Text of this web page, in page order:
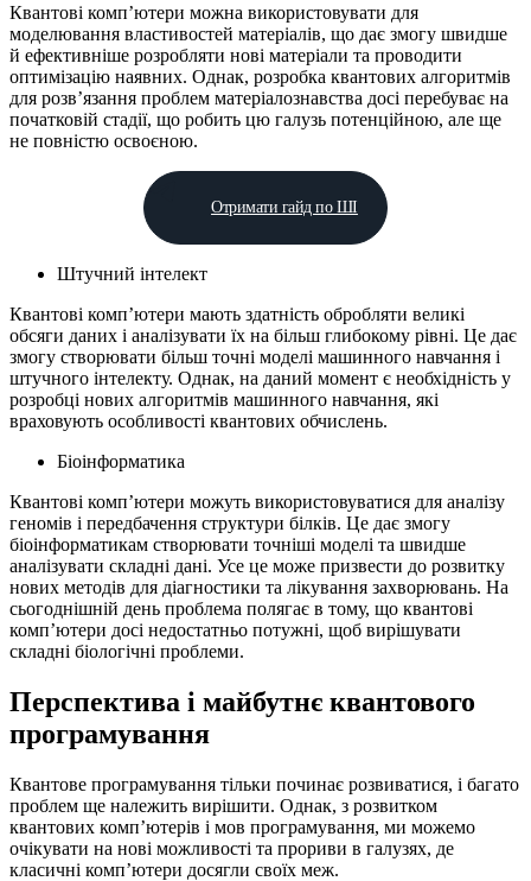
Квантові комп’ютери можна використовувати для
моделювання властивостей матеріалів, що дає змогу швидше
й ефективніше розробляти нові матеріали та проводити
оптимізацію наявних. Однак, розробка квантових алгоритмів
для розв’язання проблем матеріалознавства досі перебуває на
початковій стадії, що робить цю галузь потенційною, але ще
не повністю освоєною.
Отримати гайд по ШІ
Штучний інтелект
Квантові комп’ютери мають здатність обробляти великі
обсяги даних і аналізувати їх на більш глибокому рівні. Це дає
змогу створювати більш точні моделі машинного навчання і
штучного інтелекту. Однак, на даний момент є необхідність у
розробці нових алгоритмів машинного навчання, які
враховують особливості квантових обчислень.
Біоінформатика
Квантові комп’ютери можуть використовуватися для аналізу
геномів і передбачення структури білків. Це дає змогу
біоінформатикам створювати точніші моделі та швидше
аналізувати складні дані. Усе це може призвести до розвитку
нових методів для діагностики та лікування захворювань. На
сьогоднішній день проблема полягає в тому, що квантові
комп’ютери досі недостатньо потужні, щоб вирішувати
складні біологічні проблеми.
Перспектива і майбутнє квантового
програмування
Квантове програмування тільки починає розвиватися, і багато
проблем ще належить вирішити. Однак, з розвитком
квантових комп’ютерів і мов програмування, ми можемо
очікувати на нові можливості та прориви в галузях, де
класичні комп’ютери досягли своїх меж.